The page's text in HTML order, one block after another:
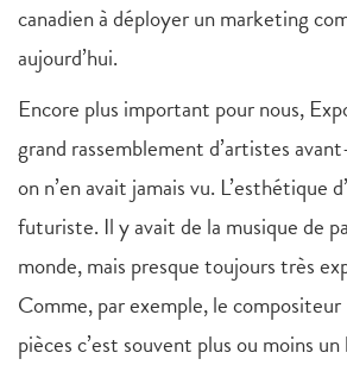
canadien à déployer un marketing
aujourd’hui.
Encore plus important pour nous,
grand rassemblement d’artistes
on n’en avait jamais vu. L’esthétique
futuriste. Il y avait de la musique de
monde, mais presque toujours très
Comme, par exemple, le compositeur
pièces c’est souvent plus ou moins